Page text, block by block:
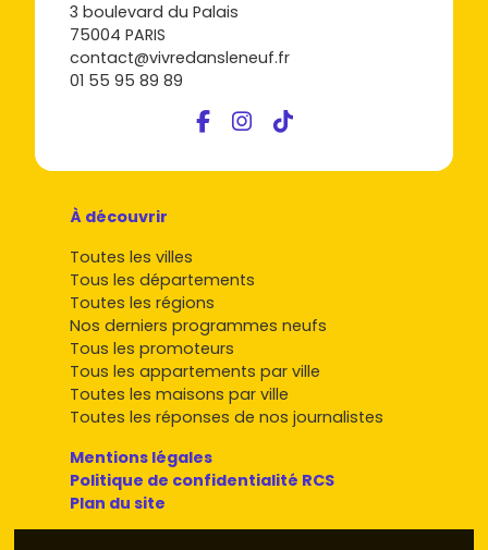
3 boulevard du Palais
75004 PARIS
contact@vivredansleneuf.fr
01 55 95 89 89
À découvrir
Toutes les villes
Tous les départements
Toutes les régions
Nos derniers programmes neufs
Tous les promoteurs
Tous les appartements par ville
Toutes les maisons par ville
Toutes les réponses de nos journalistes
Mentions légales
Politique de confidentialité RCS
Plan du site